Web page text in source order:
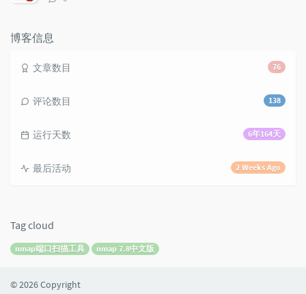
博客信息
76
文章数目
138
评论数目
6年164天
运行天数
2 Weeks Ago
最后活动
Tag cloud
nmap端口扫描工具 nmap 7.8中文版
© 2026 Copyright